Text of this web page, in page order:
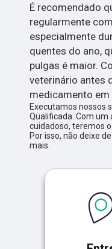
É recomendado
regularmente
especialmente
quentes do ano,
pulgas é maior.
veterinário antes
medicamento
Executamos nossos
Qualificada. Com
cuidadoso, teremos
Por isso, não deixe
mais.